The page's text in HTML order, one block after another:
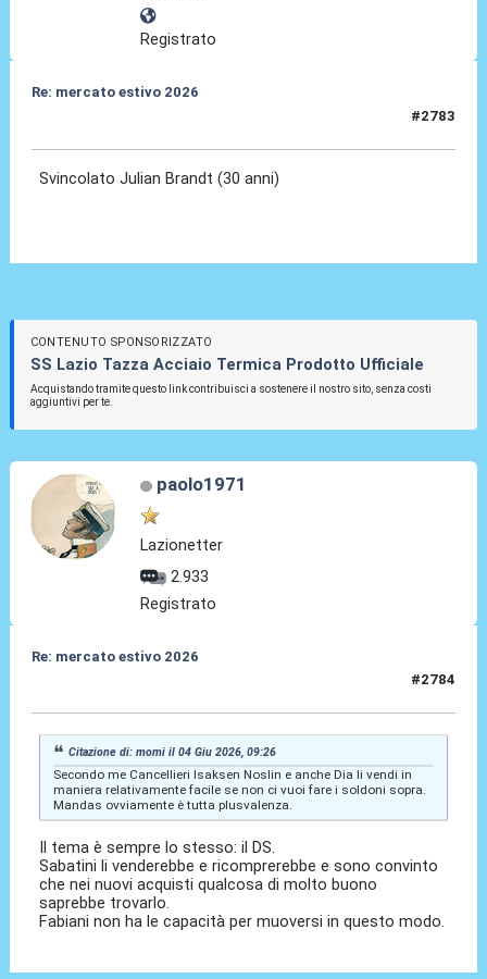
Registrato
Re: mercato estivo 2026
#2783
Svincolato Julian Brandt (30 anni)
CONTENUTO SPONSORIZZATO
SS Lazio Tazza Acciaio Termica Prodotto Ufficiale
Acquistando tramite questo link contribuisci a sostenere il nostro sito, senza costi
aggiuntivi per te.
paolo1971
Lazionetter
2.933
Registrato
Re: mercato estivo 2026
#2784
Citazione di: momi il 04 Giu 2026, 09:26
Secondo me Cancellieri Isaksen Noslin e anche Dia li vendi in
maniera relativamente facile se non ci vuoi fare i soldoni sopra.
Mandas ovviamente è tutta plusvalenza.
Il tema è sempre lo stesso: il DS.
Sabatini li venderebbe e ricomprerebbe e sono convinto
che nei nuovi acquisti qualcosa di molto buono
saprebbe trovarlo.
Fabiani non ha le capacità per muoversi in questo modo.